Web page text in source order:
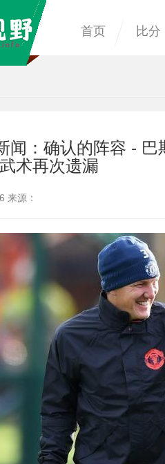
首页 比分
闻：确认的阵容 -
术再次遗漏
来源：